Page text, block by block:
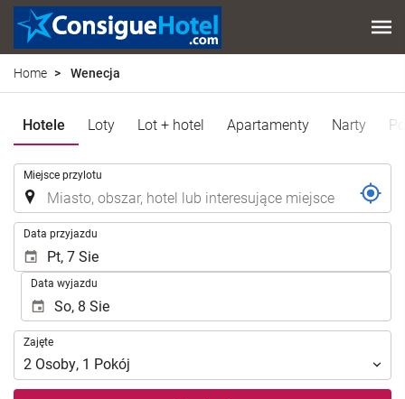
Home Wenecja
Hotele Loty Lot + hotel Apartamenty Narty
Miejsce przylotu
Data przyjazdu
Data wyjazdu
Zajęte
Zajęte
2 Osoby, 1 Pokój